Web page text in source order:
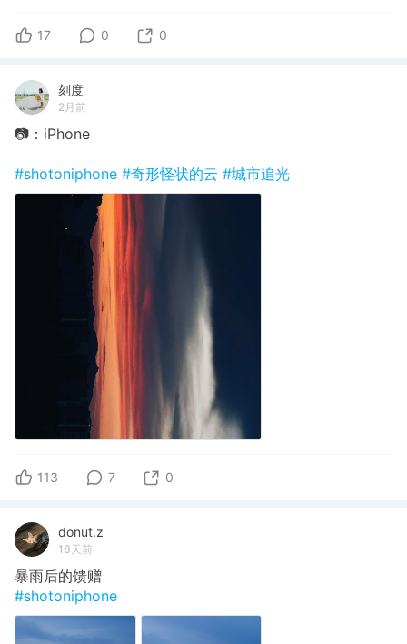
17 0 0
刻度
2月前
📷：iPhone
#shotoniphone #奇形怪状的云 #城市追光
113 7 0
donut.z
16天前
暴雨后的馈赠
#shotoniphone